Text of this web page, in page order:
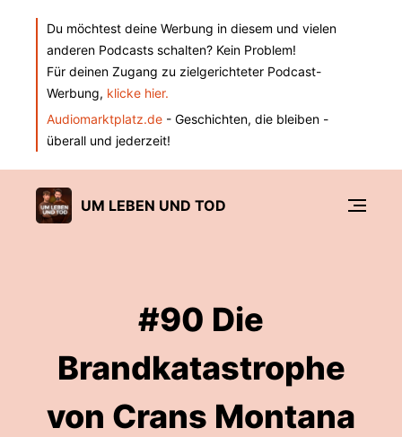
Du möchtest deine Werbung in diesem und vielen
anderen Podcasts schalten? Kein Problem!
Für deinen Zugang zu zielgerichteter Podcast-
Werbung, klicke hier.
Audiomarktplatz.de - Geschichten, die bleiben -
überall und jederzeit!
UM LEBEN UND TOD
#90 Die
Brandkatastrophe
von Crans Montana